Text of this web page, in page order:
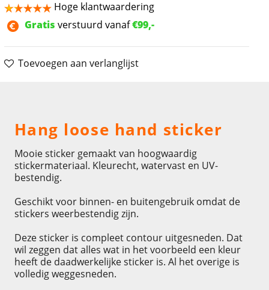
Hoge klantwaardering
Gratis verstuurd vanaf€99,-
Toevoegen aan verlanglijst
Hang loose hand sticker
Mooie sticker gemaakt van hoogwaardig
stickermateriaal. Kleurecht, watervast en UV-
bestendig.
Geschikt voor binnen- en buitengebruik omdat de
stickers weerbestendig zijn.
Deze sticker is compleet contour uitgesneden. Dat
wil zeggen dat alles wat in het voorbeeld een kleur
heeft de daadwerkelijke sticker is. Al het overige is
volledig weggesneden.